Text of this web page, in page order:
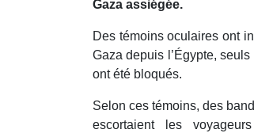
Gaza assiégée.
Des témoins oculaires ont
Gaza depuis l’Égypte,
ont été bloqués.
Selon ces témoins, des
escortaient les